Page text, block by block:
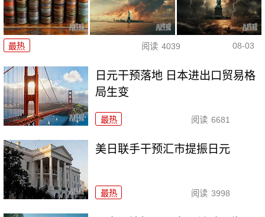
最热 阅读 4039 08-03
日元干预落地 日本进出口贸易格
局生变
最热 阅读 6681
美日联手干预汇市提振日元
最热 阅读 3998